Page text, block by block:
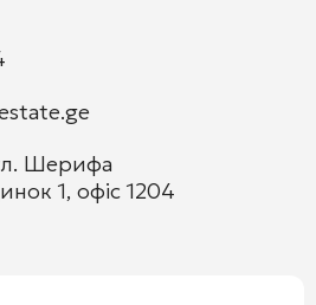
Шерифа
1, офіс 1204